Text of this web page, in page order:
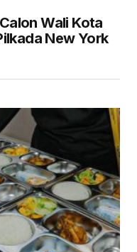
Wali Kota
New York